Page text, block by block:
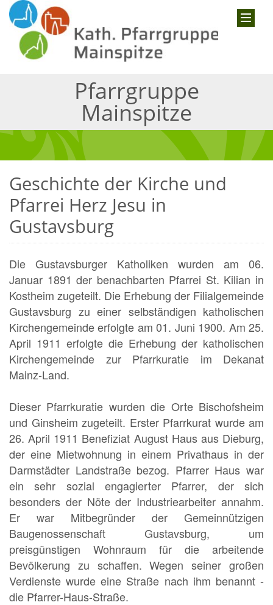
Pfarrgruppe
Mainspitze
Geschichte der Kirche und
Pfarrei Herz Jesu in
Gustavsburg
Die Gustavsburger Katholiken wurden am 06.
Januar 1891 der benachbarten Pfarrei St. Kilian in
Kostheim zugeteilt. Die Erhebung der Filialgemeinde
Gustavsburg zu einer selbständigen katholischen
Kirchengemeinde erfolgte am 01. Juni 1900. Am 25.
April 1911 erfolgte die Erhebung der katholischen
Kirchengemeinde zur Pfarrkuratie im Dekanat
Mainz-Land.
Dieser Pfarrkuratie wurden die Orte Bischofsheim
und Ginsheim zugeteilt. Erster Pfarrkurat wurde am
26. April 1911 Benefiziat August Haus aus Dieburg,
der eine Mietwohnung in einem Privathaus in der
Darmstädter Landstraße bezog. Pfarrer Haus war
ein sehr sozial engagierter Pfarrer, der sich
besonders der Nöte der Industriearbeiter annahm.
Er war Mitbegründer der Gemeinnützigen
Baugenossenschaft Gustavsburg, um
preisgünstigen Wohnraum für die arbeitende
Bevölkerung zu schaffen. Wegen seiner großen
Verdienste wurde eine Straße nach ihm benannt -
die Pfarrer-Haus-Straße.